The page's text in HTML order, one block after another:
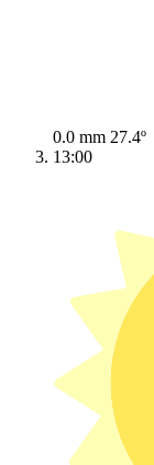
0.0 mm 27.4º
13:00